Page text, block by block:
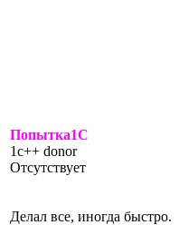
Попытка1С
1c++ donor
Отсутствует
Делал все, иногда быстро.